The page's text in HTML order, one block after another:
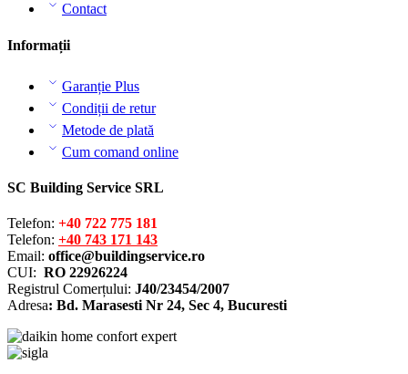
Contact
Informații
Garanție Plus
Condiții de retur
Metode de plată
Cum comand online
SC Building Service SRL
Telefon: +40 722 775 181
Telefon: +40 743 171 143
Email: office@buildingservice.ro
CUI: RO 22926224
Registrul Comerțului: J40/23454/2007
Adresa: Bd. Marasesti Nr 24, Sec 4, Bucuresti